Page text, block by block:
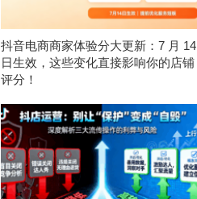
抖音电商商家体验分大更新：7 月 14
日生效，这些变化直接影响你的店铺
评分！